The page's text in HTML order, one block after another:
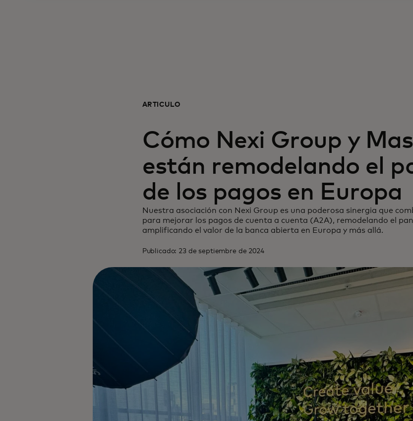
ARTÍCULO
Cómo Nexi Group y
están remodelando el
de los pagos en Europa
Nuestra asociación con Nexi Group es una poderosa sinergia que
para mejorar los pagos de cuenta a cuenta (A2A), remodelando el
amplificando el valor de la banca abierta en Europa y más allá.
Publicado: 23 de septiembre de 2024